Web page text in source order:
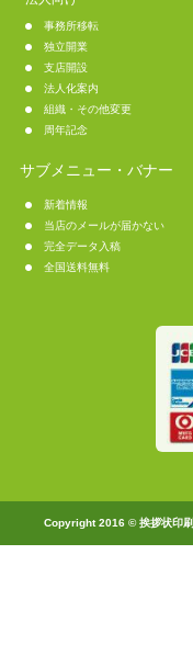
事務所移転
独立開業
支店開設
法人化案内
組織・その他変更
周年記念
サブメニュー・バナー
新着情報
当店のメールが届かない
完全データ入稿
全国送料無料
Copyright 2016 © 挨拶状印